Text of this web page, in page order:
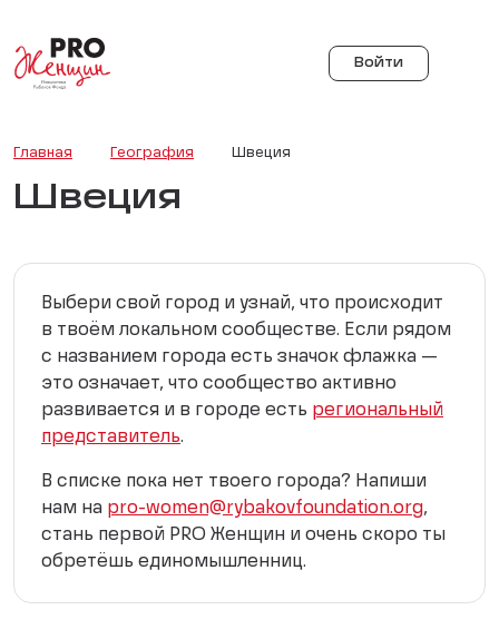
Войти
Главная География Швеция
Швеция
Выбери свой город и узнай, что происходит
в твоём локальном сообществе. Если рядом
с названием города есть значок флажка —
это означает, что сообщество активно
развивается и в городе есть региональный
представитель.
В списке пока нет твоего города? Напиши
нам на pro-women@rybakovfoundation.org,
стань первой PRO Женщин и очень скоро ты
обретёшь единомышленниц.